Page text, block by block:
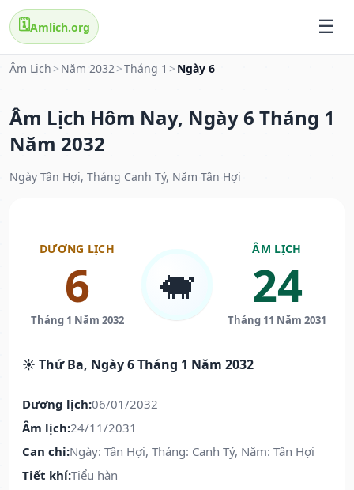
🗓️Amlich.org
Âm Lịch > Năm 2032>Tháng 1 > Ngày 6
Âm Lịch Hôm Nay, Ngày 6 Tháng 1
Năm 2032
Ngày Tân Hợi, Tháng Canh Tý, Năm Tân Hợi
DƯƠNG LỊCH
6
Tháng 1 Năm 2032
🐖
ÂM LỊCH
24
Tháng 11 Năm 2031
☀️ Thứ Ba, Ngày 6 Tháng 1 Năm 2032
Dương lịch:06/01/2032
Âm lịch:24/11/2031
Can chi:Ngày: Tân Hợi, Tháng: Canh Tý, Năm: Tân Hợi
Tiết khí:Tiểu hàn